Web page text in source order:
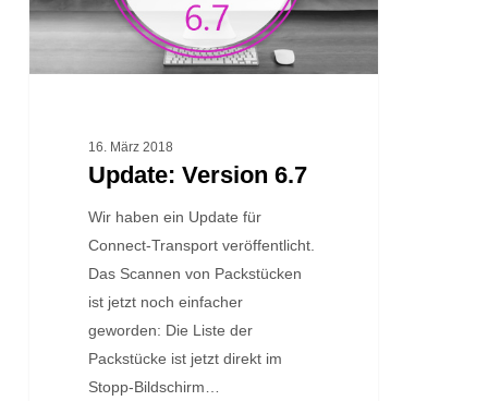
16. März 2018
Update: Version 6.7
Wir haben ein Update für
Connect-Transport veröffentlicht.
Das Scannen von Packstücken
ist jetzt noch einfacher
geworden: Die Liste der
Packstücke ist jetzt direkt im
Stopp-Bildschirm…